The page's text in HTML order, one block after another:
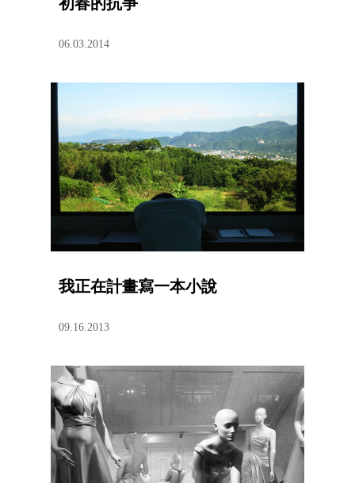
06.03.2014
我正在計畫寫一本小說
09.16.2013